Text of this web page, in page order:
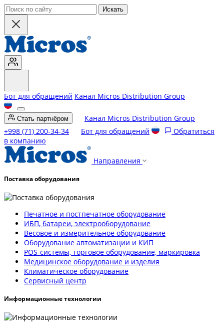
Искать
Бот для обращений Канал Micros Distribution Group
Стать партнёром
Канал Micros Distribution Group
+998 (71) 200-34-34
Бот для обращений
Обратиться
в компанию
Направления
Поставка оборудования
Печатное и постпечатное оборудование
ИБП, батареи, электрооборудование
Весовое и измерительное оборудование
Оборудование автоматизации и КИП
POS-системы, торговое оборудование, маркировка
Медицинское оборудование и изделия
Климатическое оборудование
Сервисный центр
Информационные технологии